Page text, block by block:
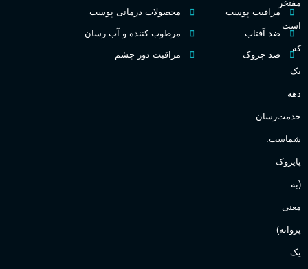
اکسترکت دو پرفیوم
گروه بویایی میوه ای
مناسب برای
آقایان
مفتخر
است
که
یک
دهه
خدمت‌رسان
شماست.
پاپروک
(به
معنی
پروانه)
یک
مراقبت پوست
ضد آفتاب
ضد چروک
محصولات درمانی پوست
مرطوب کننده و آب رسان
مراقبت دور چشم